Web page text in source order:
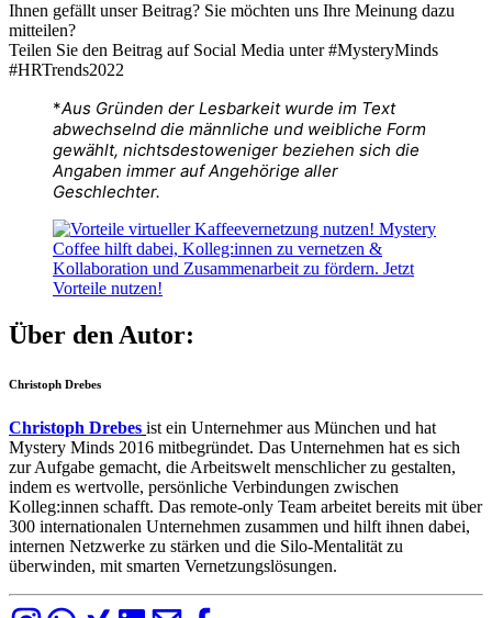
Ihnen gefällt unser Beitrag? Sie möchten uns Ihre Meinung dazu
mitteilen?
Teilen Sie den Beitrag auf Social Media unter #MysteryMinds
#HRTrends2022
*Aus Gründen der Lesbarkeit wurde im Text
abwechselnd die männliche und weibliche Form
gewählt, nichtsdestoweniger beziehen sich die
Angaben immer auf Angehörige aller
Geschlechter.
Über den Autor:
Christoph Drebes
Christoph Drebes ist ein Unternehmer aus München und hat
Mystery Minds 2016 mitbegründet. Das Unternehmen hat es sich
zur Aufgabe gemacht, die Arbeitswelt menschlicher zu gestalten,
indem es wertvolle, persönliche Verbindungen zwischen
Kolleg:innen schafft. Das remote-only Team arbeitet bereits mit über
300 internationalen Unternehmen zusammen und hilft ihnen dabei,
internen Netzwerke zu stärken und die Silo-Mentalität zu
überwinden, mit smarten Vernetzungslösungen.